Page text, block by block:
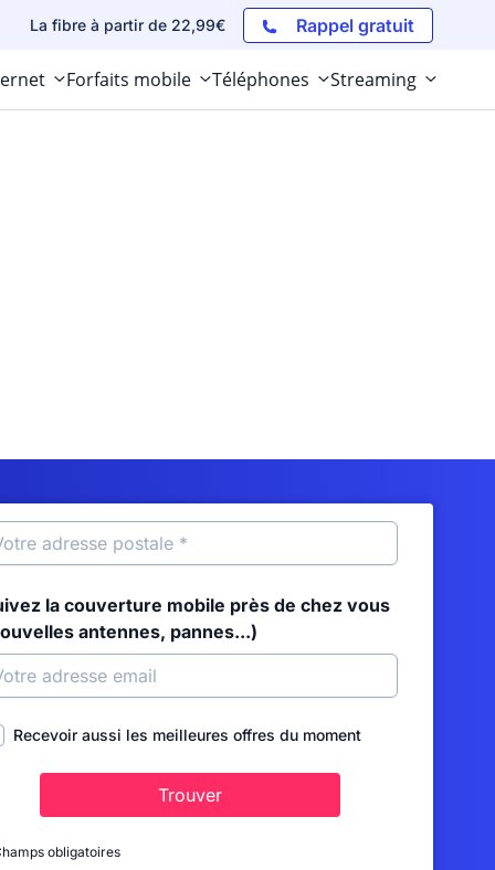
La fibre à partir de 22,99€ Rappel gratuit
Forfaits mobile Téléphones Streaming
la couverture mobile près de chez vous
antennes, pannes...)
Recevoir aussi les meilleures offres du moment
Trouver
obligatoires